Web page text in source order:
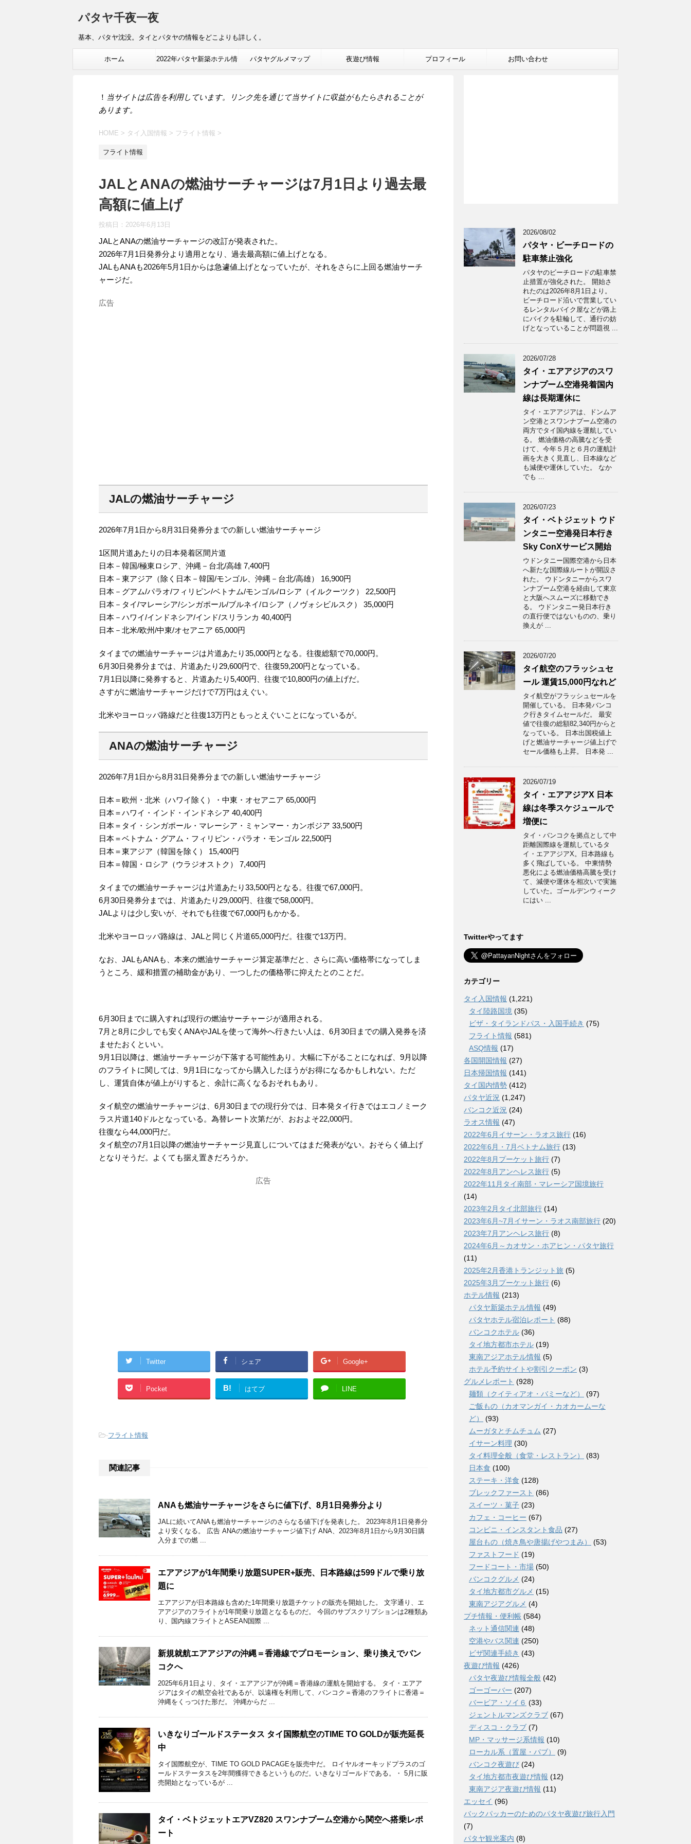
パタヤ千夜一夜
基本、パタヤ沈没。タイとパタヤの情報をどこよりも詳しく。
ホーム 2022年パタヤ新築ホテル情 パタヤグルメマップ 夜遊び情報 プロフィール お問い合わせ
！ 当サイトは広告を利用しています。リンク先を通じて当サイトに収益がもたらされることが
あります。
HOME > タイ入国情報 > フライト情報 >
フライト情報
JALとANAの燃油サーチャージは7月1日より過去最
高額に値上げ
投稿日： 2026年6月13日
JALとANAの燃油サーチャージの改訂が発表された。
2026年7月1日発券分より適用となり、過去最高額に値上げとなる。
JALもANAも2026年5月1日からは急遽値上げとなっていたが、それをさらに上回る燃油サーチ
ャージだ。
広告
JALの燃油サーチャージ
2026年7月1日から8月31日発券分までの新しい燃油サーチャージ
1区間片道あたりの日本発着区間片道
日本－韓国/極東ロシア、沖縄－台北/高雄 7,400円
日本－東アジア（除く日本－韓国/モンゴル、沖縄－台北/高雄） 16,900円
日本－グアム/パラオ/フィリピン/ベトナム/モンゴル/ロシア（イルクーツク） 22,500円
日本－タイ/マレーシア/シンガポール/ブルネイ/ロシア（ノヴォシビルスク） 35,000円
日本－ハワイ/インドネシア/インド/スリランカ 40,400円
日本－北米/欧州/中東/オセアニア 65,000円
タイまでの燃油サーチャージは片道あたり35,000円となる。往復総額で70,000円。
6月30日発券分までは、片道あたり29,600円で、往復59,200円となっている。
7月1日以降に発券すると、片道あたり5,400円、往復で10,800円の値上げだ。
さすがに燃油サーチャージだけで7万円はえぐい。
北米やヨーロッパ路線だと往復13万円ともっとえぐいことになっているが。
ANAの燃油サーチャージ
2026年7月1日から8月31日発券分までの新しい燃油サーチャージ
日本＝欧州・北米（ハワイ除く）・中東・オセアニア 65,000円
日本＝ハワイ・インド・インドネシア 40,400円
日本＝タイ・シンガポール・マレーシア・ミャンマー・カンボジア 33,500円
日本＝ベトナム・グアム・フィリピン・パラオ・モンゴル 22,500円
日本＝東アジア（韓国を除く） 15,400円
日本＝韓国・ロシア（ウラジオストク） 7,400円
タイまでの燃油サーチャージは片道あたり33,500円となる。往復で67,000円。
6月30日発券分までは、片道あたり29,000円、往復で58,000円。
JALよりは少し安いが、それでも往復で67,000円もかかる。
北米やヨーロッパ路線は、JALと同じく片道65,000円だ。往復で13万円。
なお、JALもANAも、本来の燃油サーチャージ算定基準だと、さらに高い価格帯になってしま
うところ、緩和措置の補助金があり、一つしたの価格帯に抑えたとのことだ。
6月30日までに購入すれば現行の燃油サーチャージが適用される。
7月と8月に少しでも安くANAやJALを使って海外へ行きたい人は、6月30日までの購入発券を済
ませたおくといい。
9月1日以降は、燃油サーチャージが下落する可能性あり。大幅に下がることになれば、9月以降
のフライトに関しては、9月1日になってから購入したほうがお得になるかもしれない。ただ
し、運賃自体が値上がりすると、余計に高くなるおそれもあり。
タイ航空の燃油サーチャージは、6月30日までの現行分では、日本発タイ行きではエコノミーク
ラス片道140ドルとなっている。為替レート次第だが、おおよそ22,000円。
往復なら44,000円だ。
タイ航空の7月1日以降の燃油サーチャージ見直しについてはまだ発表がない。おそらく値上げ
となりそうだ。よくても据え置きだろうか。
広告
Twitter シェア Google+
Pocket B! はてブ LINE
-フライト情報
関連記事
ANAも燃油サーチャージをさらに値下げ、8月1日発券分より
JALに続いてANAも燃油サーチャージのさらなる値下げを発表した。 2023年8月1日発券分
より安くなる。 広告 ANAの燃油サーチャージ値下げ ANA、2023年8月1日から9月30日購
入分までの燃 ...
エアアジアが1年間乗り放題SUPER+販売、日本路線は599ドルで乗り放
題に
エアアジアが日本路線も含めた1年間乗り放題チケットの販売を開始した。 文字通り、エ
アアジアのフライトが1年間乗り放題となるものだ。 今回のサブスクリプションは2種類あ
り、国内線フライトとASEAN国際 ...
新規就航エアアジアの沖縄＝香港線でプロモーション、乗り換えでバン
コクへ
2025年6月1日より、タイ・エアアジアが沖縄＝香港線の運航を開始する。 タイ・エアア
ジアはタイの航空会社であるが、以遠権を利用して、バンコク＝香港のフライトに香港＝
沖縄をくっつけた形だ。 沖縄からだ ...
いきなりゴールドステータス タイ国際航空のTIME TO GOLDが販売延長
中
タイ国際航空が、TIME TO GOLD PACAGEを販売中だ。 ロイヤルオーキッドプラスのゴ
ールドステータスを2年間獲得できるというものだ。いきなりゴールドである。・ 5月に販
売開始となっているが ...
タイ・ベトジェットエアVZ820 スワンナプーム空港から関空へ搭乗レポ
ート
2026/08/02
パタヤ・ビーチロードの
駐車禁止強化
パタヤのビーチロードの駐車禁
止措置が強化された。 開始さ
れたのは2026年8月1日より。
ビーチロード沿いで営業してい
るレンタルバイク屋などが路上
にバイクを駐輪して、通行の妨
げとなっていることが問題視 ...
2026/07/28
タイ・エアアジアのスワ
ンナプーム空港発着国内
線は長期運休に
タイ・エアアジアは、ドンムア
ン空港とスワンナプーム空港の
両方でタイ国内線を運航してい
る。 燃油価格の高騰などを受
けて、今年５月と６月の運航計
画を大きく見直し、日本線など
も減便や運休していた。 なか
でも ...
2026/07/23
タイ・ベトジェット ウド
ンタニー空港発日本行き
Sky ConXサービス開始
ウドンタニー国際空港から日本
へ新たな国際線ルートが開設さ
れた。 ウドンタニーからスワ
ンナプーム空港を経由して東京
と大阪へスムーズに移動でき
る。 ウドンタニー発日本行き
の直行便ではないものの、乗り
換えが ...
2026/07/20
タイ航空のフラッシュセ
ール 運賃15,000円なれど
タイ航空がフラッシュセールを
開催している。 日本発バンコ
ク行きタイムセールだ。 最安
値で往復の総額82,340円からと
なっている。 日本出国税値上
げと燃油サーチャージ値上げで
セール価格も上昇。 日本発 ...
2026/07/19
タイ・エアアジアX 日本
線は冬季スケジュールで
増便に
タイ・バンコクを拠点として中
距離国際線を運航しているタ
イ・エアアジアX。日本路線も
多く飛ばしている。 中東情勢
悪化による燃油価格高騰を受け
て、減便や運休を相次いで実施
していた。ゴールデンウィーク
にはい ...
Twitterやってます
カテゴリー
タイ入国情報 (1,221)
タイ陸路国境 (35)
ビザ・タイランドパス・入国手続き (75)
フライト情報 (581)
ASQ情報 (17)
各国開国情報 (27)
日本帰国情報 (141)
タイ国内情勢 (412)
パタヤ近況 (1,247)
バンコク近況 (24)
ラオス情報 (47)
2022年6月イサーン・ラオス旅行 (16)
2022年6月・7月ベトナム旅行 (13)
2022年8月プーケット旅行 (7)
2022年8月アンヘレス旅行 (5)
2022年11月タイ南部・マレーシア国境旅行
(14)
2023年2月タイ北部旅行 (14)
2023年6月~7月イサーン・ラオス南部旅行 (20)
2023年7月アンヘレス旅行 (8)
2024年6月～カオサン・ホアヒン・パタヤ旅行
(11)
2025年2月香港トランジット旅 (5)
2025年3月プーケット旅行 (6)
ホテル情報 (213)
パタヤ新築ホテル情報 (49)
パタヤホテル宿泊レポート (88)
バンコクホテル (36)
タイ地方都市ホテル (19)
東南アジアホテル情報 (5)
ホテル予約サイトや割引クーポン (3)
グルメレポート (928)
麺類（クイティアオ・バミーなど）
(97)
ご飯もの（カオマンガイ・カオカームーな
ど）
(93)
ムーガタとチムチュム (27)
イサーン料理 (30)
タイ料理全般（食堂・レストラン）
(83)
日本食 (100)
ステーキ・洋食 (128)
ブレックファースト (86)
スイーツ・菓子 (23)
カフェ・コーヒー (67)
コンビニ・インスタント食品 (27)
屋台もの（焼き鳥や唐揚げやつまみ）
(53)
ファストフード (19)
フードコート・市場 (50)
バンコクグルメ (24)
タイ地方都市グルメ (15)
東南アジアグルメ (4)
プチ情報・便利帳 (584)
ネット通信関連 (48)
空港やバス関連 (250)
ビザ関連手続き (43)
夜遊び情報 (426)
パタヤ夜遊び情報全般 (42)
ゴーゴーバー (207)
バービア・ソイ６ (33)
ジェントルマンズクラブ (67)
ディスコ・クラブ (7)
MP・マッサージ系情報 (10)
ローカル系（置屋・パブ）
(9)
バンコク夜遊び (24)
タイ地方都市夜遊び情報 (12)
東南アジア夜遊び情報 (11)
エッセイ (96)
バックパッカーのためのパタヤ夜遊び旅行入門
(7)
パタヤ観光案内 (8)